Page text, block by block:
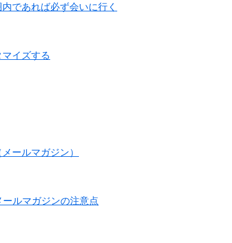
であれば必ず会いに行く
イズする
ールマガジン）
ルマガジンの注意点